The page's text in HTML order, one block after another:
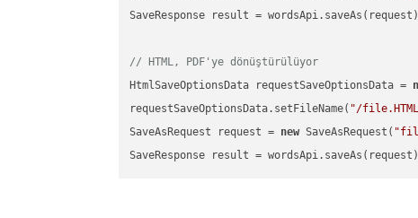
SaveResponse result =
// HTML, PDF'ye dönüştürülüyor
HtmlSaveOptionsData requestSaveOptionsData =
requestSaveOptionsData.setFileName( "/
SaveAsRequest request = new SaveAsRequest(